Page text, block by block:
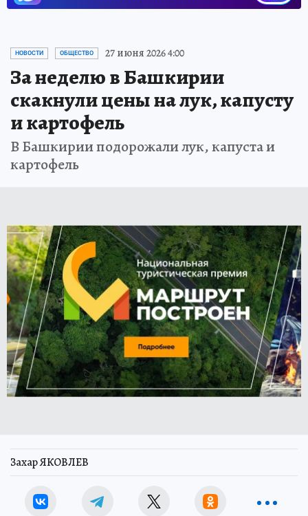
НОВОСТИ ОБЩЕСТВО 27 июня 2026 4:00
За неделю в Башкирии
скакнули цены на лук, капусту
и картофель
В Башкирии подорожали лук, капуста и
картофель
Захар ЯКОВЛЕВ